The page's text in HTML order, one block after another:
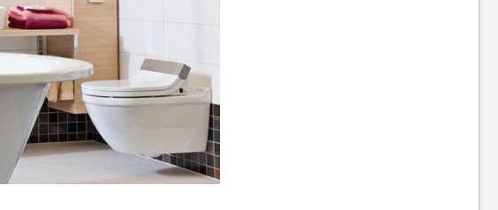
50 S WHITE
5 209 грн